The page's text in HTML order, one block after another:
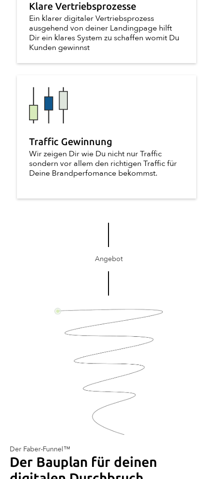
Klare Vertriebsprozesse
Ein klarer digitaler Vertriebsprozess
ausgehend von deiner Landingpage hilft
Dir ein klares System zu schaffen womit Du
Kunden gewinnst
Traffic Gewinnung
Wir zeigen Dir wie Du nicht nur Traffic
sondern vor allem den richtigen Traffic für
Deine Brandperfomance bekommst.
Angebot
Der Faber-Funnel™
Der Bauplan für deinen